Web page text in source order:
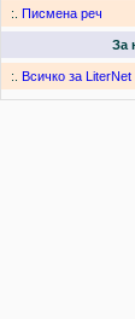
:. Писмена реч
За
:. Всичко за LiterNet